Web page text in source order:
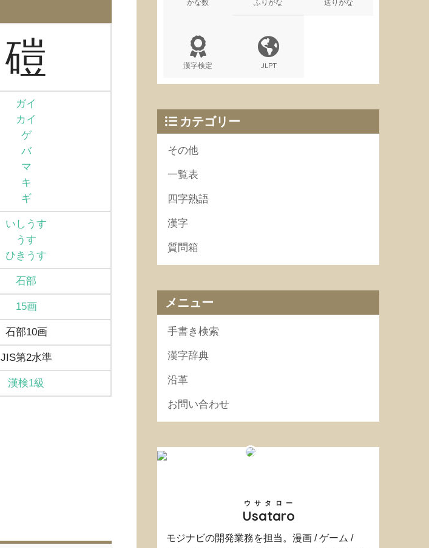
磑
ガイ
カイ
ゲ
バ
マ
キ
ギ
いしうす
うす
ひきうす
石部
15画
石部10画
JIS第2水準
漢検1級
かな数 ふりがな 送りがな
漢字検定 JLPT
カテゴリー
その他
一覧表
四字熟語
漢字
質問箱
メニュー
手書き検索
漢字辞典
沿革
お問い合わせ
Usataro
ウサタロー
モジナビの開発業務を担当。漫画 / ゲーム /